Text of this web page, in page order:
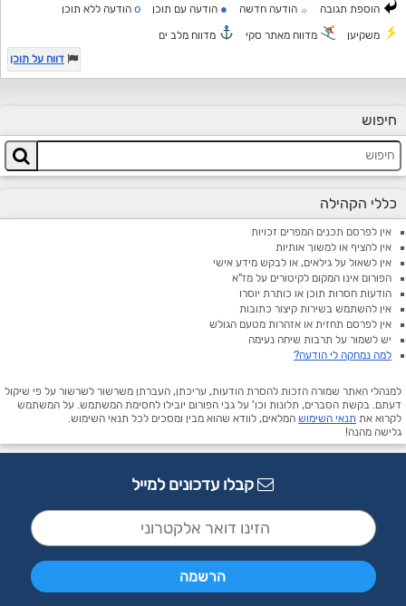
הוספת תגובה ☼ הודעה חדשה ● הודעה עם תוכן o הודעה ללא תוכן
משקיען מדווח מאתר סקי
מדווח מלב ים
דווח על תוכן
חיפוש
כללי הקהילה
אין לפרסם תכנים המפרים זכויות
אין להציף או למשוך אותיות
אין לשאול על גילאים, או לבקש מידע אישי
הפורום אינו המקום לקיטורים על מז"א
הודעות חסרות תוכן או כותרת יוסרו
אין להשתמש בשירות קיצור כתובות
אין לפרסם תחזית או אזהרות מטעם הגולש
יש לשמור על תרבות שיחה נעימה
למה נמחקה לי הודעה?
למנהלי האתר שמורה הזכות להסרת הודעות, עריכתן, העברתן משרשור לשרשור על פי שיקול
דעתם. בקשת הסברים, תלונות וכו' על גבי הפורום יובילו לחסימת המשתמש. על המשתמש
לקרוא את תנאי השימוש המלאים, לוודא שהוא מבין ומסכים לכל תנאי השימוש.
גלישה מהנה!
קבלו עדכונים למייל